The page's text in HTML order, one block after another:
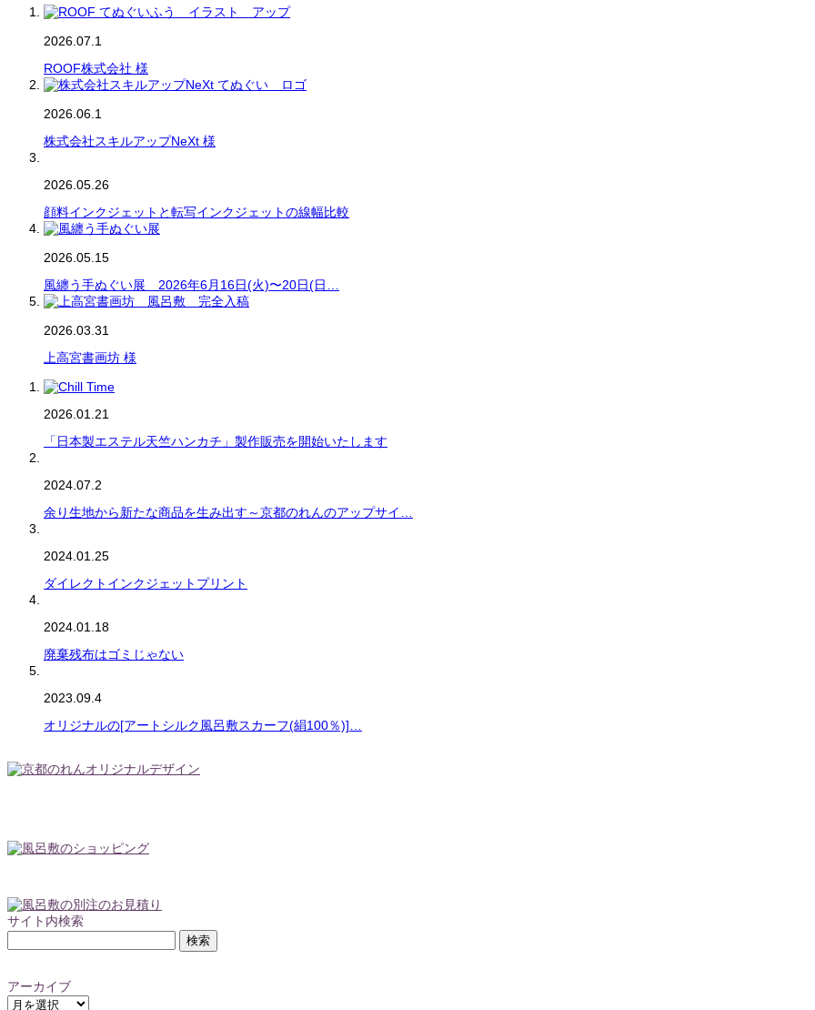
2026.07.1
ROOF株式会社 様
2026.06.1
株式会社スキルアップNeXt 様
2026.05.26
顔料インクジェットと転写インクジェットの線幅比較
2026.05.15
風纏う手ぬぐい展 2026年6月16日(火)〜20日(日…
2026.03.31
上高宮書画坊 様
2026.01.21
「日本製エステル天竺ハンカチ」製作販売を開始いたします
2024.07.2
余り生地から新たな商品を生み出す～京都のれんのアップサイ…
2024.01.25
ダイレクトインクジェットプリント
2024.01.18
廃棄残布はゴミじゃない
2023.09.4
オリジナルの[アートシルク風呂敷スカーフ(絹100％)]…
サイト内検索
検
索:
アーカイブ
ア